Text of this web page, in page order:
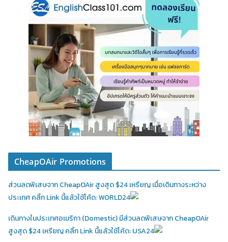
CheapOAir Promotions
ส่วนลดพิเสษจาก CheapOAir สูงสุด $24 เหรียญ เมื่อเดินทางระหว่าง
ประเทศ คลิ้ก Link นี้แล้วใช้โค้ด: WORLD24
เดินทางในประเทศอเมริกา (Domestic)มีส่วนลดพิเสษจาก CheapOAir
สูงสุด $24 เหรียญ คลิ้ก Link นี้แล้วใช้โค้ด: USA24